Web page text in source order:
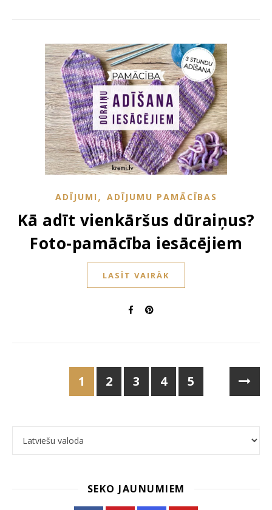
ADĪJUMI , ADĪJUMU PAMĀCĪBAS
Kā adīt vienkāršus dūraiņus?
Foto-pamācība iesācējiem
LASĪT VAIRĀK
1 2 3 4 5
Choose a language
SEKO JAUNUMIEM